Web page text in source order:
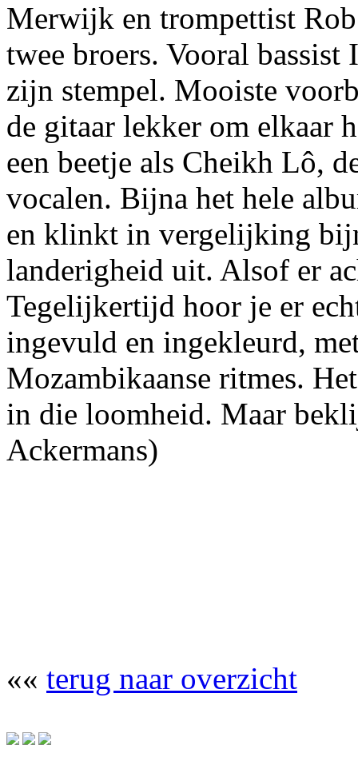
Merwijk en trompettist
twee broers. Vooral
zijn stempel. Mooiste
de gitaar lekker om elkaar
een beetje als Cheikh Lô,
vocalen. Bijna het hele
en klinkt in vergelijking
landerigheid uit. Alsof er
Tegelijkertijd hoor je er
ingevuld en ingekleurd,
Mozambikaanse ritmes.
in die loomheid. Maar
Ackermans)
«« terug naar overzicht